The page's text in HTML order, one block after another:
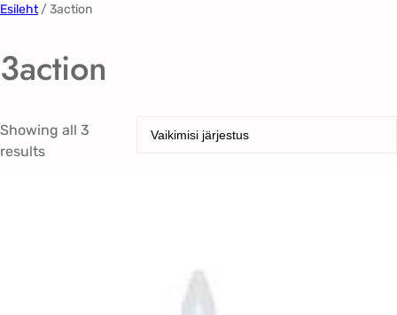
Esileht/ 3action
3action
Showing all 3
results